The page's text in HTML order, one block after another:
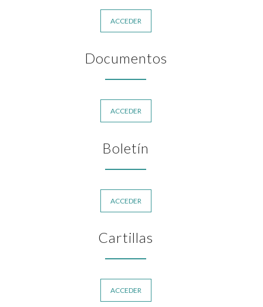
ACCEDER
Documentos
ACCEDER
Boletín
ACCEDER
Cartillas
ACCEDER